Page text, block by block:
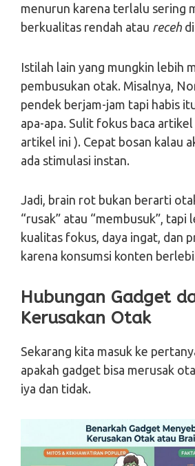
menurun karena terlalu sering
berkualitas rendah atau receh
Istilah lain yang mungkin lebih
pembusukan otak. Misalnya,
pendek berjam-jam tapi habis
apa-apa. Sulit fokus baca
artikel ini ). Cepat bosan kalau
ada stimulasi instan.
Jadi, brain rot bukan berarti
“rusak” atau “membusuk”, tapi
kualitas fokus, daya ingat, dan
karena konsumsi konten
Hubungan Gadget
Kerusakan Otak
Sekarang kita masuk ke
apakah gadget bisa merusak
iya dan tidak.